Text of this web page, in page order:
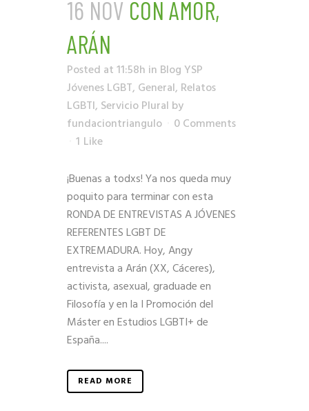
16 NOV CON AMOR,
ARÁN
Posted at 11:58h in Blog YSP
Jóvenes LGBT, General, Relatos
LGBTI, Servicio Plural by
fundaciontriangulo
0 Comments
1 Like
¡Buenas a todxs! Ya nos queda muy
poquito para terminar con esta
RONDA DE ENTREVISTAS A JÓVENES
REFERENTES LGBT DE
EXTREMADURA. Hoy, Angy
entrevista a Arán (XX, Cáceres),
activista, asexual, graduade en
Filosofía y en la I Promoción del
Máster en Estudios LGBTI+ de
España....
READ MORE